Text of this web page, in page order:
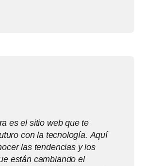
es el sitio web que te
con la tecnología. Aquí
las tendencias y los
están cambiando el